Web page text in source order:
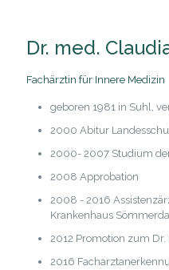
Dr. med.
Fachärztin für Innere Medizin
geboren 1981 in Suhl,
2000 Abitur
2000- 2007 Studium
2008 Approbation
2008 - 2016
Krankenhaus Sömmerda
2012 Promotion zum Dr.
2016